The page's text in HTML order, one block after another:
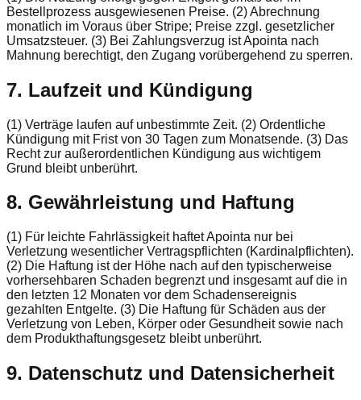
Bestellprozess ausgewiesenen Preise. (2) Abrechnung
monatlich im Voraus über Stripe; Preise zzgl. gesetzlicher
Umsatzsteuer. (3) Bei Zahlungsverzug ist Apointa nach
Mahnung berechtigt, den Zugang vorübergehend zu sperren.
7. Laufzeit und Kündigung
(1) Verträge laufen auf unbestimmte Zeit. (2) Ordentliche
Kündigung mit Frist von 30 Tagen zum Monatsende. (3) Das
Recht zur außerordentlichen Kündigung aus wichtigem
Grund bleibt unberührt.
8. Gewährleistung und Haftung
(1) Für leichte Fahrlässigkeit haftet Apointa nur bei
Verletzung wesentlicher Vertragspflichten (Kardinalpflichten).
(2) Die Haftung ist der Höhe nach auf den typischerweise
vorhersehbaren Schaden begrenzt und insgesamt auf die in
den letzten 12 Monaten vor dem Schadensereignis
gezahlten Entgelte. (3) Die Haftung für Schäden aus der
Verletzung von Leben, Körper oder Gesundheit sowie nach
dem Produkthaftungsgesetz bleibt unberührt.
9. Datenschutz und Datensicherheit